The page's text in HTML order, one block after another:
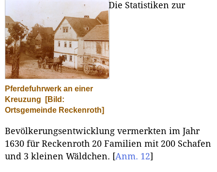
Pferdefuhrwerk an einer
Kreuzung
[Bild:
Ortsgemeinde Reckenroth]
Die Statistiken zur
Bevölkerungsentwicklung vermerkten im Jahr
1630 für Reckenroth 20 Familien mit 200 Schafen
und 3 kleinen Wäldchen. [Anm. 12]